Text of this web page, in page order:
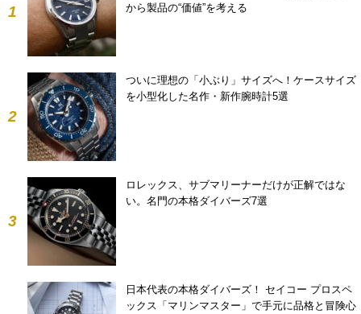
1
から製品の“価値”を考える
2
ついに理想の「小ぶり」サイズへ！ケースサイズ
を小型化した名作・新作腕時計5選
3
ロレックス、サブマリーナーだけが正解ではな
い。名門の本格ダイバーズ7選
日本代表の本格ダイバーズ！ セイコー プロスペ
ックス「マリンマスター」で手元に品格と冒険心